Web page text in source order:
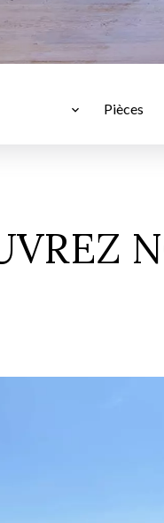
Pièces